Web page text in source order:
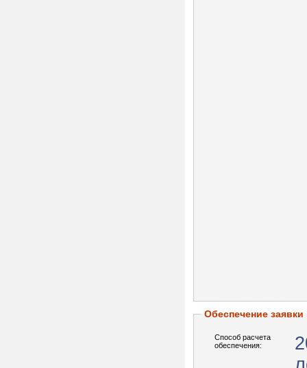
Обеспечение заявки
Способ расчета
обеспечения: